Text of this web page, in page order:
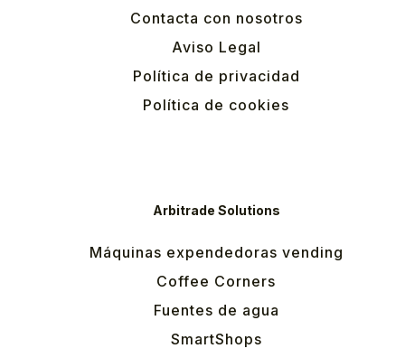
Contacta con nosotros
Aviso Legal
Política de privacidad
Política de cookies
Arbitrade Solutions
Máquinas expendedoras vending
Coffee Corners
Fuentes de agua
SmartShops